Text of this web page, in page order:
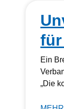
für
Ein
„Die